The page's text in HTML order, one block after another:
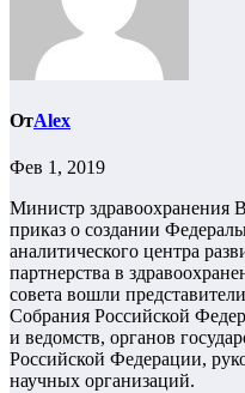
ОтAlex
Фев 1, 2019
Министр здравоохранения
приказ о создании
аналитического центра
партнерства в
совета вошли
Собрания Российской
и ведомств, органов
Российской Федерации,
научных организаций.